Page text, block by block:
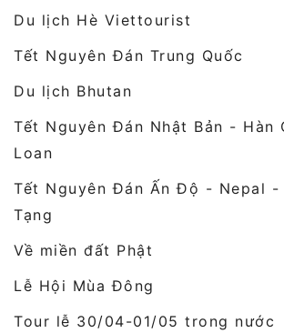
Du lịch Hè Viettourist
Tết Nguyên Đán Trung Quốc
Du lịch Bhutan
Tết Nguyên Đán Nhật Bản - Hàn
Loan
Tết Nguyên Đán Ấn Độ - Nepal -
Tạng
Về miền đất Phật
Lễ Hội Mùa Đông
Tour lễ 30/04-01/05 trong nước